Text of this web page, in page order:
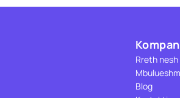
Rreth nesh
Blog